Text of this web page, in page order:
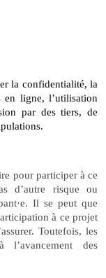
la confidentialité, la
en ligne, l’utilisation
par des tiers, de
pour participer à ce
d’autre risque ou
·e. Il se peut que
à ce projet
Toutefois, les
l’avancement des